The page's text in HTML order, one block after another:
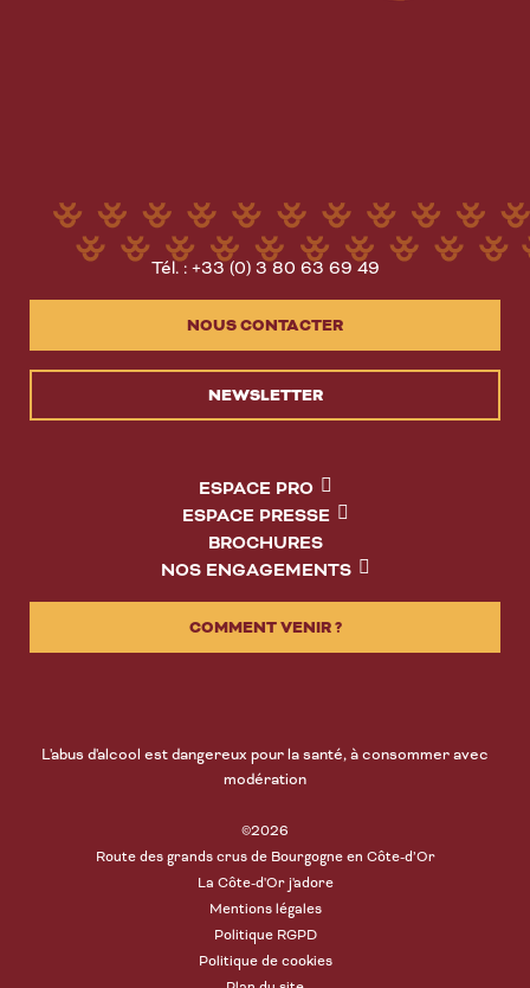
Tél. : +33 (0) 3 80 63 69 49
NOUS CONTACTER
NEWSLETTER
ESPACE PRO
ESPACE PRESSE
BROCHURES
NOS ENGAGEMENTS
COMMENT VENIR ?
L'abus d'alcool est dangereux pour la santé, à consommer avec
modération
©2026
Route des grands crus de Bourgogne en Côte-d’Or
La Côte-d'Or j'adore
Mentions légales
Politique RGPD
Politique de cookies